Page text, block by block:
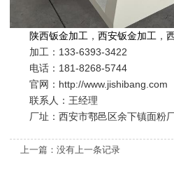
陕西钣金加工 ，西安钣金加工 ，
加工： 133-6393-3422
电话：181-8268-5744
官网：http://www.jishibang.com
联系人：王经理
厂址：西安市鄠邑区余下镇面粉
上一篇：没有上一条记录